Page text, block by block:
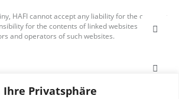
Ihre Privatsphäre
HAFI cannot accept any liability for the contents
for the contents of linked websites rests
and operators of such websites.